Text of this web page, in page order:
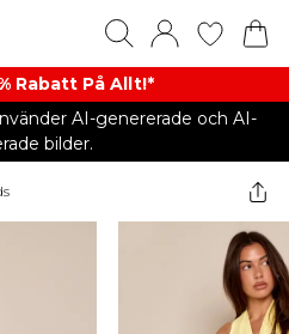
Rabatt På Allt!*
AI-genererade och AI-
bilder.